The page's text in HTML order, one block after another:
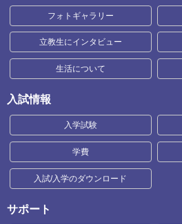
フォトギャラリー
立教生にインタビュー
生活について
入試情報
入学試験
学費
入試/入学のダウンロード
サポート